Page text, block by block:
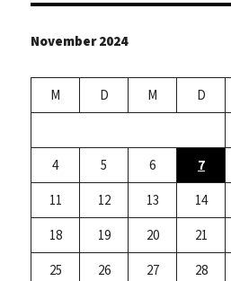
November 2024
M D M D
4
5 6 7
11
12 13 14
18
19 20 21
25
26 27 28